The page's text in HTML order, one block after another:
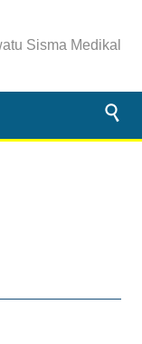
Sisma Medikal
